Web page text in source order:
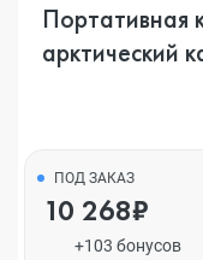
Портативная
арктический
ПОД ЗАКАЗ
10 268₽
+103 бонусов